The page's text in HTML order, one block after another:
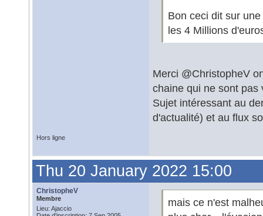
Bon ceci dit sur
les 4 Millions
Merci @ChristopheV
chaine qui ne sont pas
Sujet intéressant au
d'actualité) et au flux
Hors ligne
Thu 20 January 2022 15:00
ChristopheV
Membre
Lieu: Ajaccio
mais ce n'est